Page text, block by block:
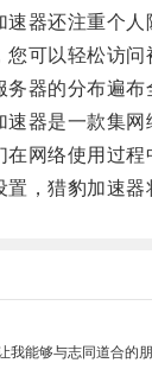
还注重个人
以轻松访问
的分布遍布
是一款集网
络使用过程
猎豹加速器
能够与志同道合的朋